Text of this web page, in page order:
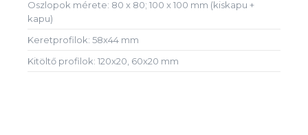
Oszlopok mérete: 80 x 80; 100 x 100 mm (kiskapu +
kapu)
Keretprofilok: 58x44 mm
Kitöltő profilok: 120x20, 60x20 mm